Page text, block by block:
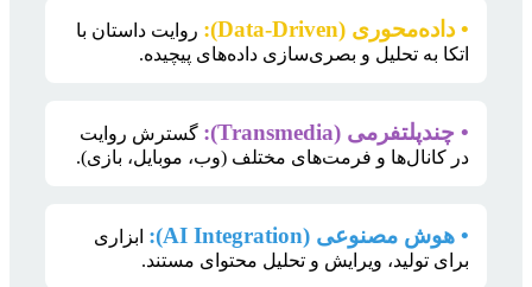
• داده‌محوری (Data-Driven):
روایت داستان با
اتکا به تحلیل و بصری‌سازی داده‌های پیچیده.
• چندپلتفرمی (Transmedia):
گسترش روایت
در کانال‌ها و فرمت‌های مختلف (وب، موبایل، بازی).
• هوش مصنوعی (AI Integration):
ابزاری
برای تولید، ویرایش و تحلیل محتوای مستند.